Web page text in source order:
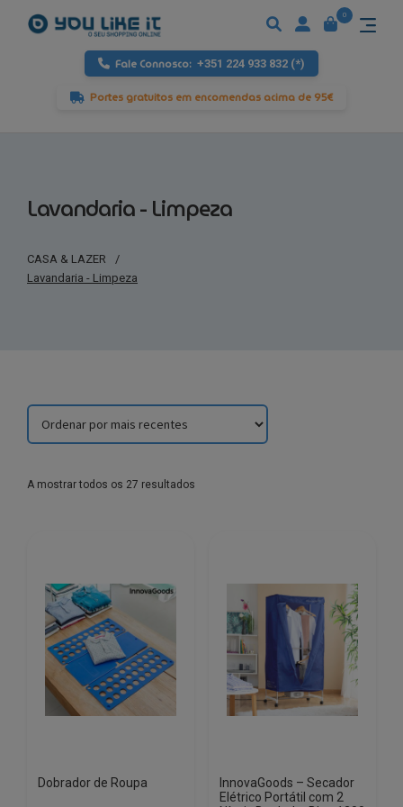
Fale Connosco: +351 224 933 832 (*)
Portes gratuitos em encomendas acima de 95€
0
Lavandaria - Limpeza
CASA & LAZER
/
Lavandaria - Limpeza
A mostrar todos os 27 resultados
Dobrador de Roupa
InnovaGoods – Secador
Elétrico Portátil com 2